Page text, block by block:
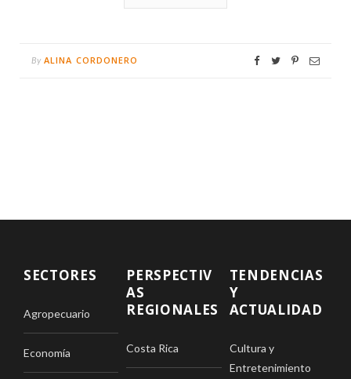
By ALINA CORDONERO
SECTORES
Agropecuario
Economía
PERSPECTIV
AS
REGIONALES
Costa Rica
TENDENCIAS
Y
ACTUALIDAD
Cultura y
Entretenimiento